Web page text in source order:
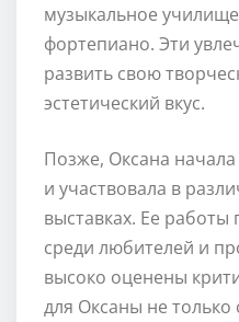
музыкальное
фортепиано. Эти
развить свою
эстетический вкус.
Позже, Оксана
и участвовала в
выставках. Ее
среди любителей и
высоко оценены
для Оксаны не